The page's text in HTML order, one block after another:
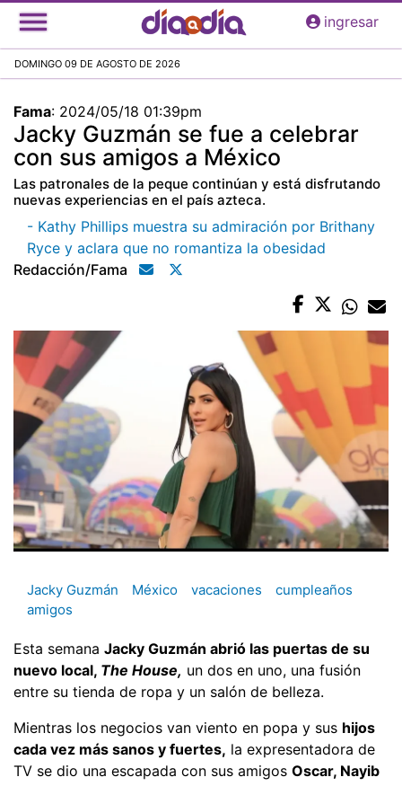
Pasar
al
principal
ingresar
DOMINGO 09 DE AGOSTO DE 2026
Fama: 2024/05/18 01:39pm
Jacky Guzmán se fue a celebrar
con sus amigos a México
Las patronales de la peque continúan y está disfrutando
nuevas experiencias en el país azteca.
- Kathy Phillips muestra su admiración por Brithany
Ryce y aclara que no romantiza la obesidad
Redacción/fama
Jacky Guzmán México vacaciones
cumpleaños
amigos
Esta semana Jacky Guzmán abrió las puertas de su
nuevo local, The House, un dos en uno, una fusión
entre su tienda de ropa y un salón de belleza.
Mientras los negocios van viento en popa y sus hijos
cada vez más sanos y fuertes, la expresentadora de
TV se dio una escapada con sus amigos Oscar, Nayib